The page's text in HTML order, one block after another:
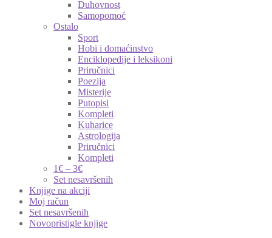
Duhovnost
Samopomoć
Ostalo
Sport
Hobi i domaćinstvo
Enciklopedije i leksikoni
Priručnici
Poezija
Misterije
Putopisi
Kompleti
Kuharice
Astrologija
Priručnici
Kompleti
1€ – 3€
Set nesavršenih
Knjige na akciji
Moj račun
Set nesavršenih
Novopristigle knjige